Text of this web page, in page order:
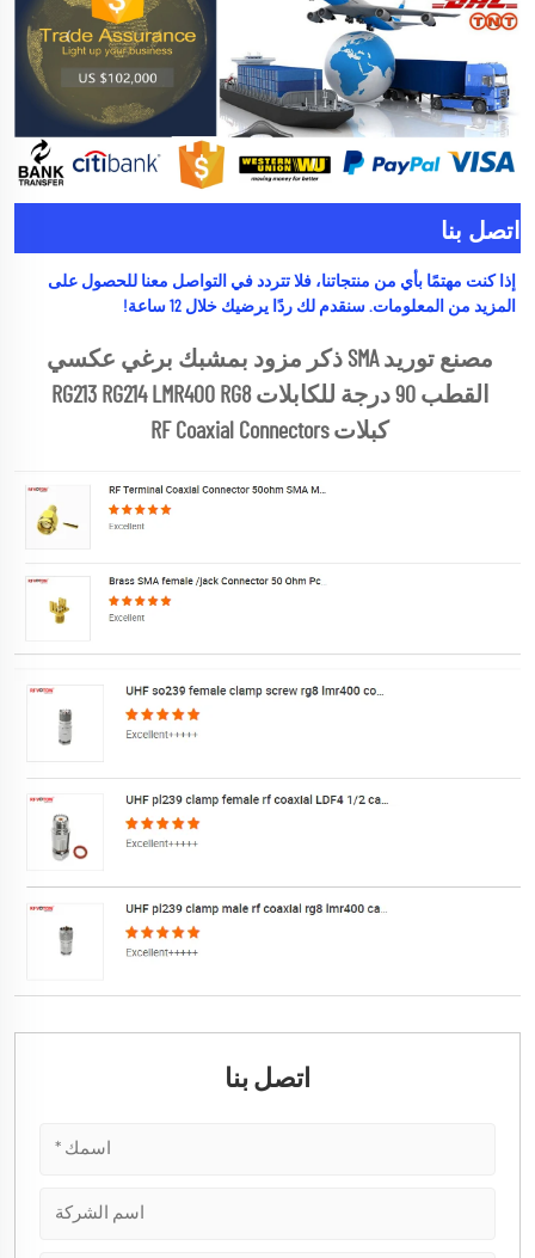
اتصل بنا
المزيد من المعلومات. سنقدم لك ردًا يرضيك خلال 12 ساعة!
كبلات RF Coaxial Connectors
اتصل بنا